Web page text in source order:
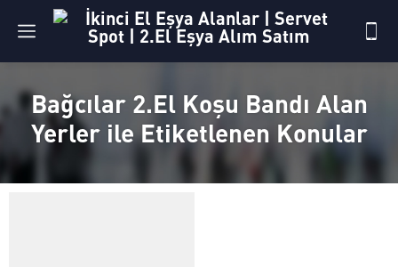
Bağcılar 2.El Koşu Bandı Alan
Yerler ile Etiketlenen Konular